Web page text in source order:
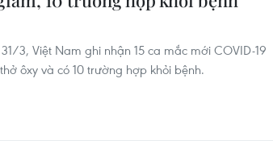
3, Việt Nam ghi nhận 15 ca mắc mới COVID-19
ôxy và có 10 trường hợp khỏi bệnh.